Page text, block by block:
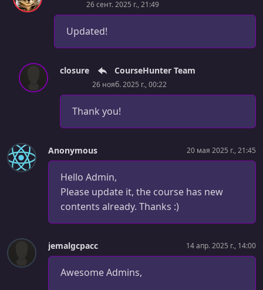
УРОК 43.
00:20:06
7.9. The importance of Proxy and Reverse Proxies
УРОК 45.
7.10. Load Balancing at Layer 4 vs Layer 7
УРОК 47. 01:07:15
8.1. Fundamentals of Network Routing
00:48:59
8.2. Networking with Docker
9.1. Wiresharking UDP
УРОК 50.
9.2. Wiresharking TCPHTTP
26 сент. 2025 г., 21:49
Updated!
closure CourseHunter Team
26 нояб. 2025 г., 00:22
Thank you!
Anonymous 20 мая 2025 г., 21:45
Hello Admin,
Please update it, the course has new
contents already. Thanks :)
jemalgcpacc 14 апр. 2025 г., 14:00
Awesome Admins,